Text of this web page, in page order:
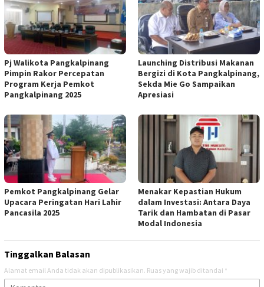
Pj Walikota Pangkalpinang
Pimpin Rakor Percepatan
Program Kerja Pemkot
Pangkalpinang 2025
Launching Distribusi Makanan
Bergizi di Kota Pangkalpinang,
Sekda Mie Go Sampaikan
Apresiasi
Pemkot Pangkalpinang Gelar
Upacara Peringatan Hari Lahir
Pancasila 2025
Menakar Kepastian Hukum
dalam Investasi: Antara Daya
Tarik dan Hambatan di Pasar
Modal Indonesia
Tinggalkan Balasan
Alamat email Anda tidak akan dipublikasikan. Ruas yang wajib ditandai *